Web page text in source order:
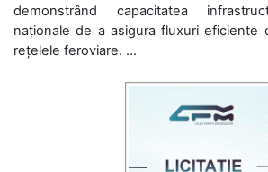
demonstrând capacitatea
naționale de a asigura fluxuri eficiente
rețelele feroviare. ...